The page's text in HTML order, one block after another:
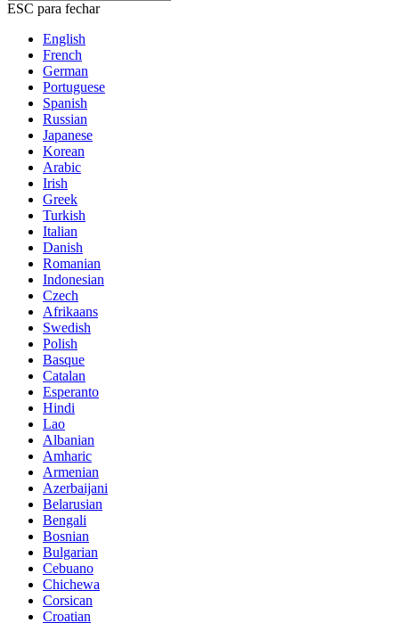
ESC para fechar
English
French
German
Portuguese
Spanish
Russian
Japanese
Korean
Arabic
Irish
Greek
Turkish
Italian
Danish
Romanian
Indonesian
Czech
Afrikaans
Swedish
Polish
Basque
Catalan
Esperanto
Hindi
Lao
Albanian
Amharic
Armenian
Azerbaijani
Belarusian
Bengali
Bosnian
Bulgarian
Cebuano
Chichewa
Corsican
Croatian